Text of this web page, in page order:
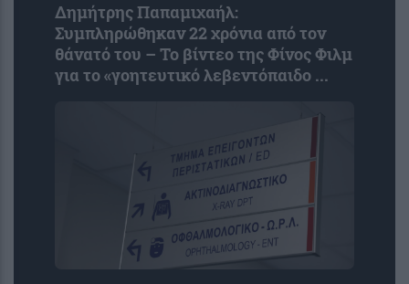
Δημήτρης Παπαμιχαήλ:
Συμπληρώθηκαν 22 χρόνια από τον
θάνατό του – Το βίντεο της Φίνος Φιλμ
για το «γοητευτικό λεβεντόπαιδο ...